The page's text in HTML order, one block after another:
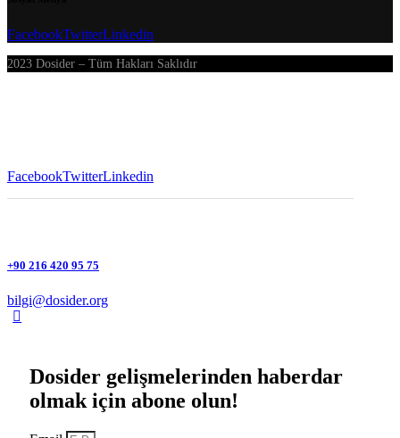
FacebookTwitterLinkedin
2023 Dosider – Tüm Hakları Saklıdır
FacebookTwitterLinkedin
+90 216 420 95 75
bilgi@dosider.org
Dosider gelişmelerinden haberdar
olmak için abone olun!